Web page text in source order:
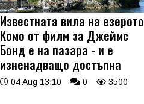
Известната вила на езерото
Комо от филм за Джеймс
Бонд е на пазара - и е
изненадващо достъпна
04 Aug 13:10 0 3500